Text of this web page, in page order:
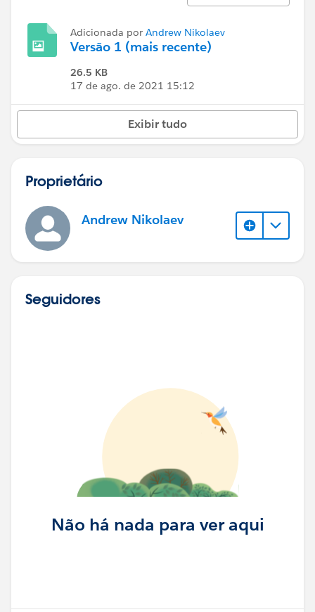
Adicionada por Andrew Nikolaev
Versão 1 (mais recente)
26.5 KB
17 de ago. de 2021 15:12
Exibir tudo
Proprietário
Andrew Nikolaev
Seguidores
Não há nada para ver aqui